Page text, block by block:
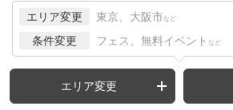
エリア変更 東京、大阪市 など
条件変更 フェス、無料イベント など
エリア変更